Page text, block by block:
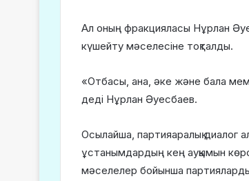
Ал оның фракцияласы Нұрлан
күшейту мәселесіне тоқталды.
«Отбасы, ана, әке және бала
деді Нұрлан Әуесбаев.
Осылайша, партияаралық диалог
ұстанымдардың кең ауқымын
мәселелер бойынша